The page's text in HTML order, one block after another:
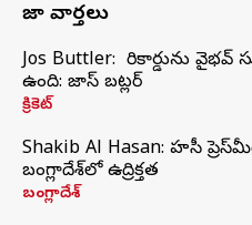
తాజా వార్తలు
Jos Buttler: నా రికార్డును
ఉంది: జాస్ బట్లర్
క్రికెట్
Shakib Al Hasan: హసీనా
బంగ్లాదేశ్‌లో ఉద్రిక్తత
బంగ్లాదేశ్